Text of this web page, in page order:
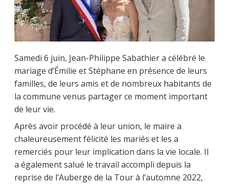
Samedi 6 juin, Jean-Philippe Sabathier a célébré le
mariage d’Émilie et Stéphane en présence de leurs
familles, de leurs amis et de nombreux habitants de
la commune venus partager ce moment important
de leur vie.
Après avoir procédé à leur union, le maire a
chaleureusement félicité les mariés et les a
remerciés pour leur implication dans la vie locale. Il
a également salué le travail accompli depuis la
reprise de l’Auberge de la Tour à l’automne 2022,